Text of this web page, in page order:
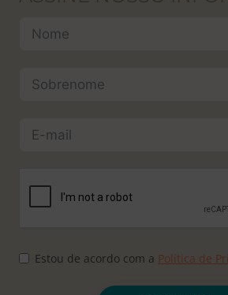
Estou de acordo com a Política de